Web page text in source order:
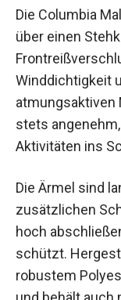
Die Columbia
verfügt über
durchgehenden
maximale
Dank der
Innenklima
intensiven
Die Ärmel sind
zusätzlichen
hoch
schützt.
robustem